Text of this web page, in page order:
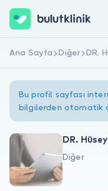
Hakkımızda
Hemen Kaydol
Ana Sayfa Diğer DR.
Bu profil sayfası
bilgilerden otomatik
DR.
Diğer